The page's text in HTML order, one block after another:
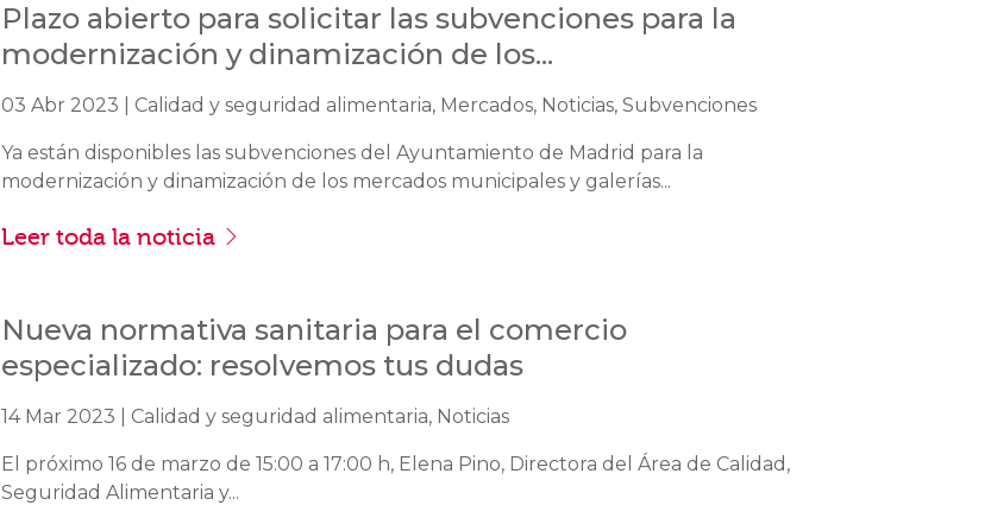
Plazo abierto para solicitar las subvenciones para la
modernización y dinamización de los...
03 Abr 2023 | Calidad y seguridad alimentaria, Mercados, Noticias, Subvenciones
Ya están disponibles las subvenciones del Ayuntamiento de Madrid para la
modernización y dinamización de los mercados municipales y galerías...
Leer toda la noticia
Nueva normativa sanitaria para el comercio
especializado: resolvemos tus dudas
14 Mar 2023 | Calidad y seguridad alimentaria, Noticias
El próximo 16 de marzo de 15:00 a 17:00 h, Elena Pino, Directora del Área de Calidad,
Seguridad Alimentaria y...